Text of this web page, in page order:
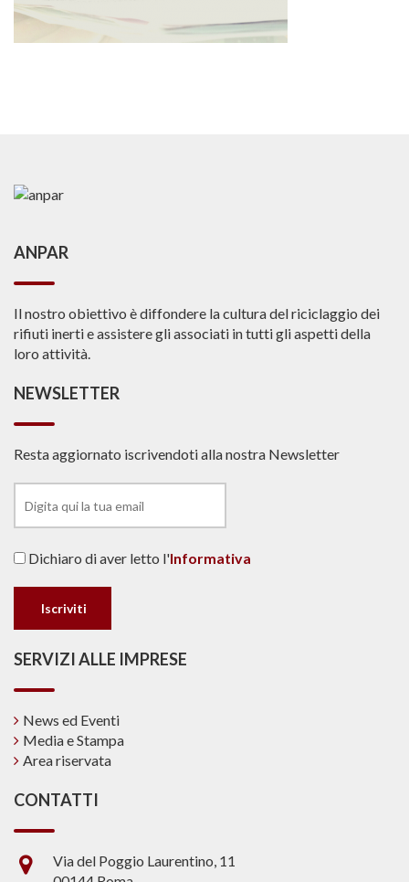
ANPAR
Il nostro obiettivo è diffondere la cultura del riciclaggio dei
rifiuti inerti e assistere gli associati in tutti gli aspetti della
loro attività.
NEWSLETTER
Resta aggiornato iscrivendoti alla nostra Newsletter
Dichiaro di aver letto l'Informativa
SERVIZI ALLE IMPRESE
News ed Eventi
Media e Stampa
Area riservata
CONTATTI
Via del Poggio Laurentino, 11